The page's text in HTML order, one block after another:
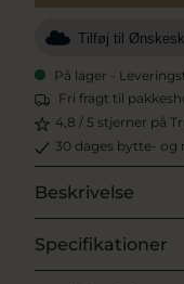
Tilføj til
På lager -
Fri fragt til
4,8 / 5 stjerner på
30 dages bytte- og
Beskrivelse
Specifikationer